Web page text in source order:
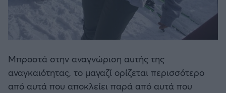
Μπροστά στην αναγνώριση αυτής της
αναγκαιότητας, το μαγαζί ορίζεται περισσότερο
από αυτά που αποκλείει παρά από αυτά που